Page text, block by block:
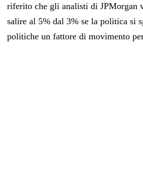
riferito che gli analisti di JPMorgan
salire al 5% dal 3% se la politica si
politiche un fattore di movimento